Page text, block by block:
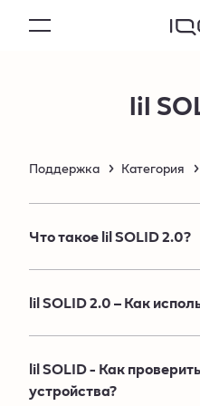
lil
Поддержка Категория
Что такое lil SOLID 2.0?
lil SOLID 2.0 – Как
lil SOLID - Как
устройства?